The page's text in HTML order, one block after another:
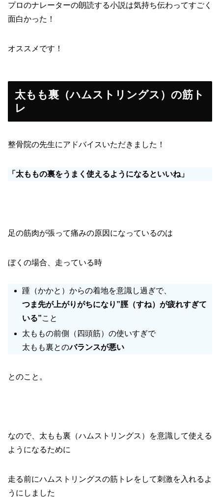
プロのナレーターの朗読する小説は気持ち伝わってすごく
面白かった！
オススメです！
太もも裏（ハムストリングス）の筋ト
レ
整骨院の先生にアドバイスいただきました！
「太ももの裏をうまく使えるようになるといいね」
足の筋肉が張って痛みの原因になっているのは
ぼくの場合、走っている時
踵（かかと）からの着地を意識し過ぎで、
つま先が上がりがちになり”脛（すね）が疲れすぎて
いる”こと
太ももの前側（四頭筋）の使いすぎで
太もも裏とのバランスが悪い
とのこと。
なので、太もも裏（ハムストリングス）を意識して使える
ようになるために
走る前にハムストリングスの筋トレをして刺激を入れるよ
うにしました